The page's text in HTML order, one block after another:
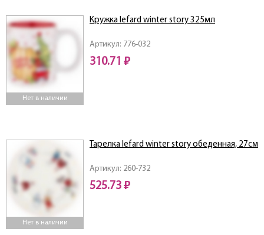
Нет в наличии
Артикул: 776-032
Кружка lefard winter story 325мл
310.71 ₽
Нет в наличии
Артикул: 260-732
Тарелка lefard winter story обеденная, 27см
525.73 ₽